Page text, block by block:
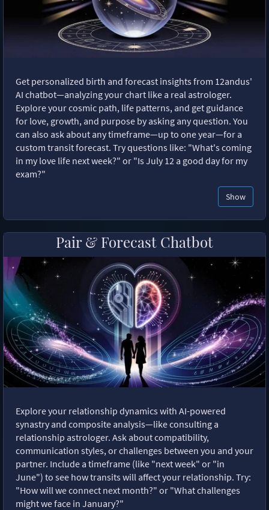
Get personalized birth and forecast insights from 12andus'
AI chatbot—analyzing your chart like a real astrologer.
Explore your cosmic path, life patterns, and get guidance
for love, growth, and purpose by asking any question. You
can also ask about any timeframe—up to one year—for a
custom transit forecast. Try questions like: "What's coming
in my love life next week?" or "Is July 12 a good day for my
exam?"
Show
Pair & Forecast Chatbot
Explore your relationship dynamics with AI-powered
synastry and composite analysis—like consulting a
relationship astrologer. Ask about compatibility,
communication styles, or challenges between you and your
partner. Include a timeframe (like "next week" or "in
June") to see how transits will affect your relationship. Try:
"How will we connect next month?" or "What challenges
might we face in January?"